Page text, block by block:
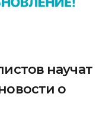
научат
о